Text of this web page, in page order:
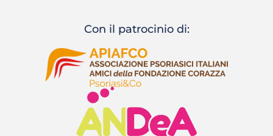
Con il patrocinio di: